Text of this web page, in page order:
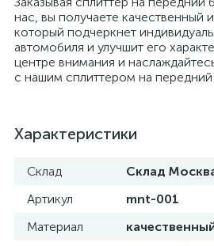
нас, вы получаете качественный
который подчеркнет
автомобиля и улучшит его
центре внимания и
с нашим сплиттером на
Характеристики
Склад
Склад
Артикул
mnt-001
Материал